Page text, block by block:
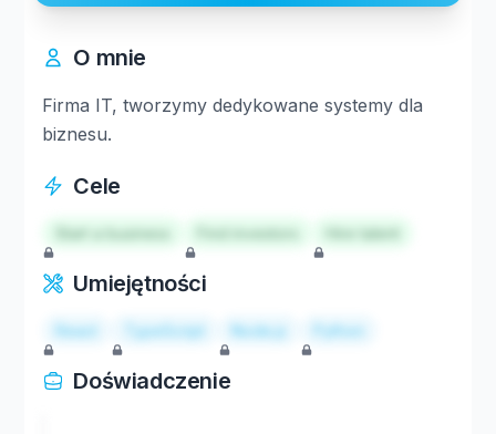
O mnie
Firma IT, tworzymy dedykowane systemy dla
biznesu.
Cele
Start a business Hire talent
Umiejętności
React TypeScript Node.js Python
Doświadczenie